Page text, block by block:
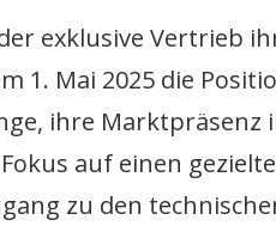
exklusive Vertrieb
1. Mai 2025 die
ihre Marktpräsenz
auf einen
zu den